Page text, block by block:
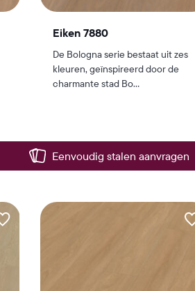
Eiken 7880
De Bologna serie bestaat uit zes
kleuren, geïnspireerd door de
charmante stad Bo...
Eenvoudig stalen aanvragen